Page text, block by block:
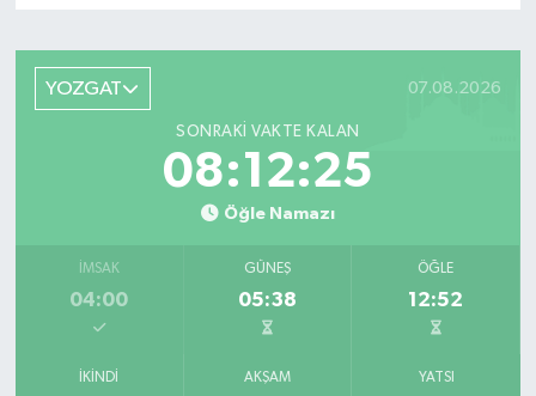
YOZGAT 07.08.2026
SONRAKI VAKTE KALAN
08:12:25
Öğle Namazı
İMSAK
04:00
GÜNEŞ
05:38
ÖĞLE
12:52
İKINDI AKŞAM YATSI